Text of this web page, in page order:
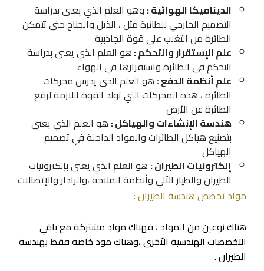
الديناميكا الهوائية : وهو العلم الذي يعنى بدراسة
التصميم الخارجي للطائرة مثل ، الذيل والجناح حتى تتمكن
الطائرة من التغلب على قوة الجاذبية
علم الإستقرار والتحكم :هو العلم الذي يعنى بدراسة
التحكم في الطائرة واستقرارها في الهواء
علم أنظمة الدفع : هو العلم الذي يدرس محركات
الطائرة ، هذه المحركات التي تولد القوة اللازمة لرفع
الطائرة عن الأرض
هندسة الإنشاءات والهياكل : هو العلم الذي يعنى
بتصنيع هياكل الطائرات والمواد الداخلة في تصميم
الهياكل
إلكترونيات الطيران : هو العلم الذي يعنى بإلكترونيات
الطيران والطيار الاّلي وأنظمة الملاحة ،والرادار والإتصالات
مواد تخصص هندسة الطيران :
هناك نوعين من المواد ، فهناك مواد مشتركة مع باقي
التخصصات الهندسية الاّخرى ،وهناك مود خاصة فقط بهندسة
الطيران .